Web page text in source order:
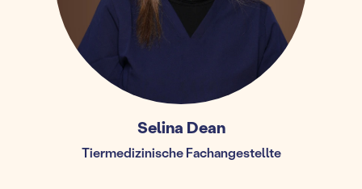
Selina Dean
Tiermedizinische Fachangestellte